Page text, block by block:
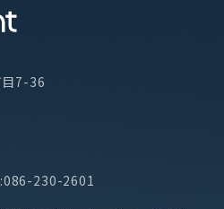
目7-36
230-2601